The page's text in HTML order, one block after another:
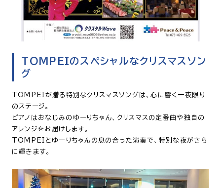
TOMPEIのスペシャルなクリスマスソン
グ
TOMPEIが贈る特別なクリスマスソングは、心に響く一夜限り
のステージ。
ピアノはおなじみのゆーりちゃん、クリスマスの定番曲や独自の
アレンジをお届けします。
TOMPEIとゆーりちゃんの息の合った演奏で、特別な夜がさら
に輝きます。